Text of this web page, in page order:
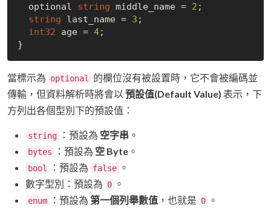
  optional
string middle_name = 2 ;
string last_name = 3 ;
int32 age = 4;
當標示為 optional 的欄位沒有被設置時，它不會被編碼並
傳輸，但資料解析時將會以 預設值(Default Value) 表示，下
方列出各個型別下的預設值：
string ：預設為 空字串 。
bytes ：預設為 空 Byte 。
bool ：預設為 false 。
數字型別：預設為 0 。
enum ：預設為 第一個列舉數值 ，也就是 0 。